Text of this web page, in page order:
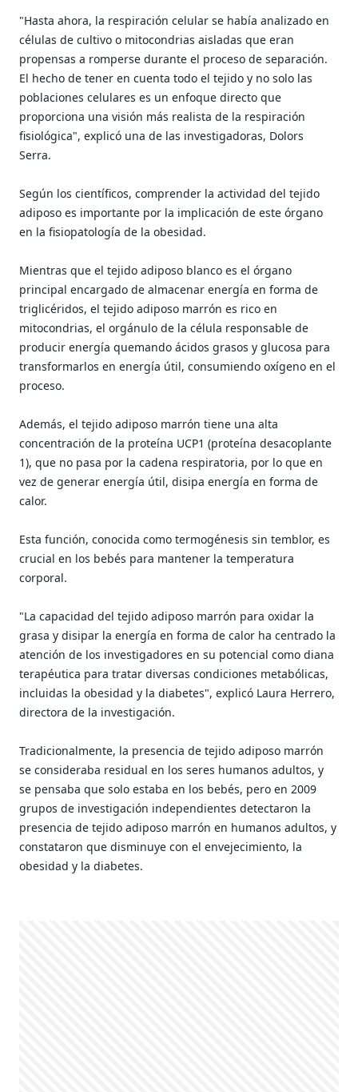
"Hasta ahora, la respiración celular se había analizado en
células de cultivo o mitocondrias aisladas que eran
propensas a romperse durante el proceso de separación.
El hecho de tener en cuenta todo el tejido y no solo las
poblaciones celulares es un enfoque directo que
proporciona una visión más realista de la respiración
fisiológica", explicó una de las investigadoras, Dolors
Serra.
Según los científicos, comprender la actividad del tejido
adiposo es importante por la implicación de este órgano
en la fisiopatología de la obesidad.
Mientras que el tejido adiposo blanco es el órgano
principal encargado de almacenar energía en forma de
triglicéridos, el tejido adiposo marrón es rico en
mitocondrias, el orgánulo de la célula responsable de
producir energía quemando ácidos grasos y glucosa para
transformarlos en energía útil, consumiendo oxígeno en el
proceso.
Además, el tejido adiposo marrón tiene una alta
concentración de la proteína UCP1 (proteína desacoplante
1), que no pasa por la cadena respiratoria, por lo que en
vez de generar energía útil, disipa energía en forma de
calor.
Esta función, conocida como termogénesis sin temblor, es
crucial en los bebés para mantener la temperatura
corporal.
"La capacidad del tejido adiposo marrón para oxidar la
grasa y disipar la energía en forma de calor ha centrado la
atención de los investigadores en su potencial como diana
terapéutica para tratar diversas condiciones metabólicas,
incluidas la obesidad y la diabetes", explicó Laura Herrero,
directora de la investigación.
Tradicionalmente, la presencia de tejido adiposo marrón
se consideraba residual en los seres humanos adultos, y
se pensaba que solo estaba en los bebés, pero en 2009
grupos de investigación independientes detectaron la
presencia de tejido adiposo marrón en humanos adultos, y
constataron que disminuye con el envejecimiento, la
obesidad y la diabetes.